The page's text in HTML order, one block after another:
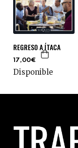
REGRESO A ÍTACA
17,00€
Disponible